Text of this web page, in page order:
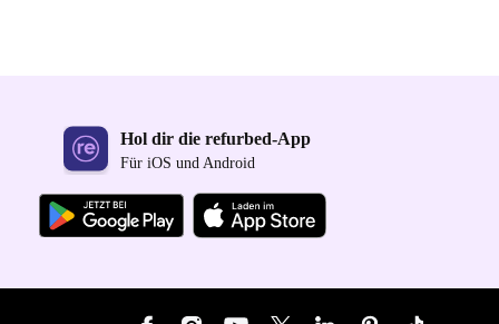
Hol dir die refurbed-App
Für iOS und Android